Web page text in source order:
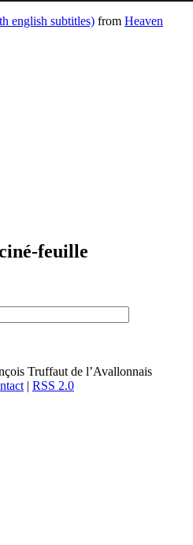
subtitles) from Heaven
feuille
Truffaut de l’Avallonnais
| RSS 2.0